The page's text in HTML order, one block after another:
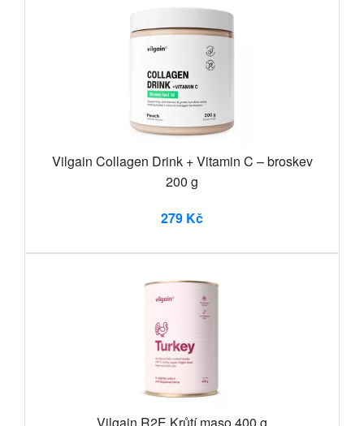
Vilgain Collagen Drink + Vitamin C – broskev
200 g
279 Kč
Vilgain R2E Krůtí maso 400 g